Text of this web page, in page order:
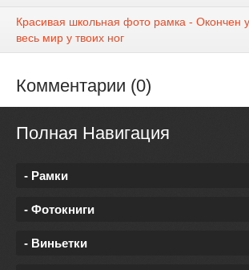
Красивая школьная фото рамка - Окончен
весь мир у твоих ног
Комментарии (0)
Полная Навигация
- Рамки
- Фотокниги
- Виньетки